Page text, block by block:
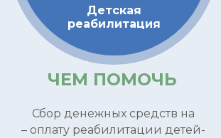
Сбор денежных средств на
– оплату реабилитации детей-
ЧЕМ ПОМОЧЬ
Детская
реабилитация